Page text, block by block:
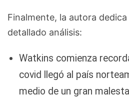
Finalmente, la autora dedica
detallado análisis:
Watkins comienza
covid llegó al país
medio de un gran